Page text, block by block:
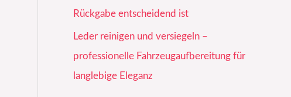
Rückgabe entscheidend ist
Leder reinigen und versiegeln –
professionelle Fahrzeugaufbereitung für
langlebige Eleganz